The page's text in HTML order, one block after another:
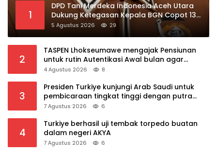
1
DPD Tani Merdeka Indonesia Aceh Utara
Dukung Ketegasan Kepala BGN Copot 137
Kepala SPPG
5 Agustus 2026 29
2
TASPEN Lhokseumawe mengajak Pensiunan
untuk rutin Autentikasi Awal bulan agar
Manfaat Pensiun tetap Lancar
4 Agustus 2026 8
3
Presiden Turkiye kunjungi Arab Saudi untuk
pembicaraan tingkat tinggi dengan putra
mahkota Saudi dan PM Pakistan
7 Agustus 2026 6
4
Turkiye berhasil uji tembak torpedo buatan
dalam negeri AKYA
7 Agustus 2026 6